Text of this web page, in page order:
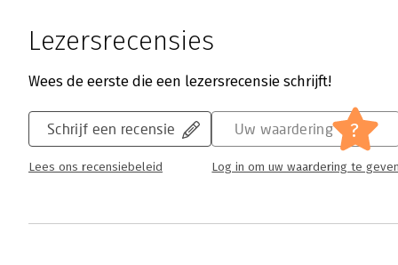
Lezersrecensies
Wees de eerste die een lezersrecensie schrijft!
Schrijf een recensie
Lees ons recensiebeleid
Uw waardering ?
Log in om uw waardering te